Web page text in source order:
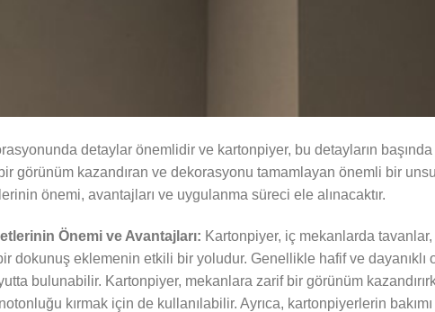
detaylar önemlidir ve kartonpiyer, bu detayların
görünüm kazandıran ve dekorasyonu tamamlayan önemli bir
önemi, avantajları ve uygulanma süreci ele alınacaktır.
Önemi ve Avantajları: Kartonpiyer, iç mekanlarda
dokunuş eklemenin etkili bir yoludur. Genellikle hafif ve dayanıklı
bulunabilir. Kartonpiyer, mekanlara zarif bir görünüm
kırmak için de kullanılabilir. Ayrıca, kartonpiyerlerin